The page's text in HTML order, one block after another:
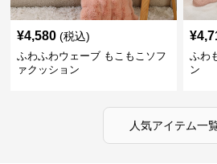
¥4,580 (税込)
ふわふわウェーブ もこもこソフ
ァクッション
¥
ふわ
ン
人気アイテム一